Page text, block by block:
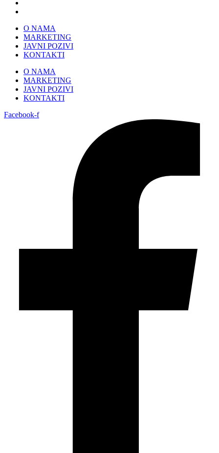
Skip
content
O NAMA
MARKETING
JAVNI POZIVI
KONTAKTI
O NAMA
MARKETING
JAVNI POZIVI
KONTAKTI
Facebook-f